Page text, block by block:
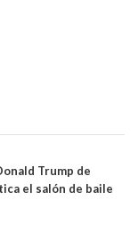
Trump de
el salón de baile